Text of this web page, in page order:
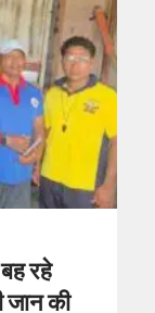
रहे
जान की